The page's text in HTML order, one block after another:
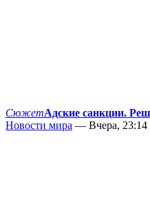
СюжетАдские санкции.
Новости мира — Вчера, 23:14